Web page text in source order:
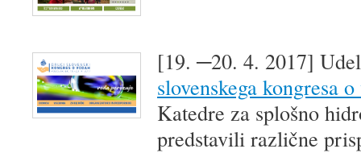
[19. ─20. 4. 2017]
slovenskega kongresa
Katedre za splošno
predstavili različne